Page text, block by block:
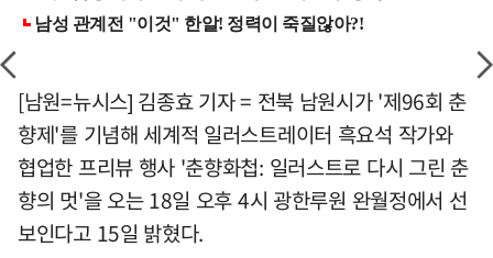
[남원=뉴시스] 김종효 기자 = 전북 남원시가 '제96회 춘
향제'를 기념해 세계적 일러스트레이터 흑요석 작가와
협업한 프리뷰 행사 '춘향화첩: 일러스트로 다시 그린 춘
향의 멋'을 오는 18일 오후 4시 광한루원 완월정에서 선
보인다고 15일 밝혔다.